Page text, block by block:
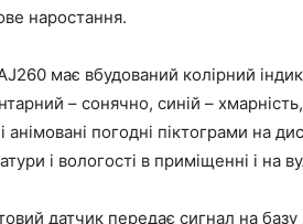
наростання.
має вбудований колірний
– сонячно, синій –
анімовані погодні піктограми на
і вологості в приміщенні і на
датчик передає сигнал на